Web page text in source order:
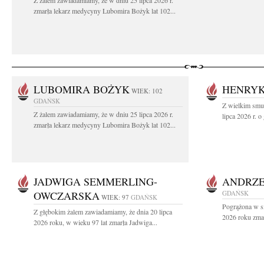
zmarła lekarz medycyny Lubomira Bożyk lat 102...
LUBOMIRA BOŻYK WIEK: 102
GDAŃSK
Z żalem zawiadamiamy, że w dniu 25 lipca 2026 r.
zmarła lekarz medycyny Lubomira Bożyk lat 102...
Z wielkim
lipca 2026 r. o
JADWIGA SEMMERLING-
OWCZARSKA WIEK: 97 GDAŃSK
Z głębokim żalem zawiadamiamy, że dnia 20 lipca
2026 roku, w wieku 97 lat zmarła Jadwiga...
GDAŃSK
Pogrążona w
2026 roku